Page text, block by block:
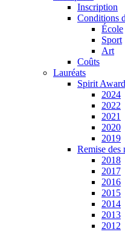
Inscription
Conditions
École
Sport
Art
Coûts
Lauréats
Spirit
2024
2022
2021
2020
2019
Remise des
2018
2017
2016
2015
2014
2013
2012